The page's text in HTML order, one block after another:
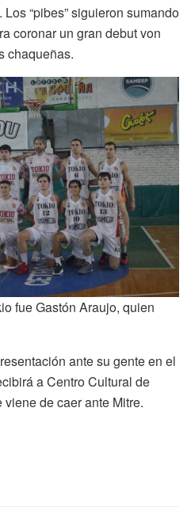
“pibes” siguieron sumando
coronar un gran debut von
chaqueñas.
fue Gastón Araujo, quien
ante su gente en el
a Centro Cultural de
de caer ante Mitre.